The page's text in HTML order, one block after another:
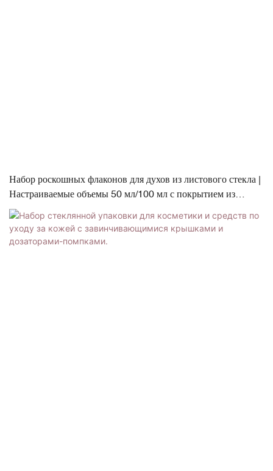
Набор роскошных флаконов для духов из листового стекла |
Настраиваемые объемы 50 мл/100 мл с покрытием из
ABS/PP